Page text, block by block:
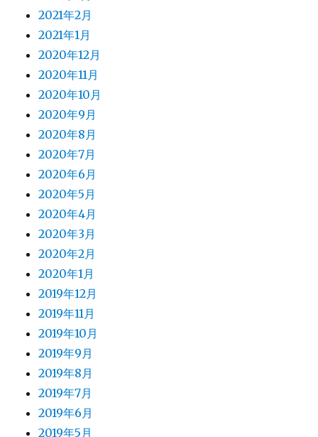
2021年2月
2021年1月
2020年12月
2020年11月
2020年10月
2020年9月
2020年8月
2020年7月
2020年6月
2020年5月
2020年4月
2020年3月
2020年2月
2020年1月
2019年12月
2019年11月
2019年10月
2019年9月
2019年8月
2019年7月
2019年6月
2019年5月